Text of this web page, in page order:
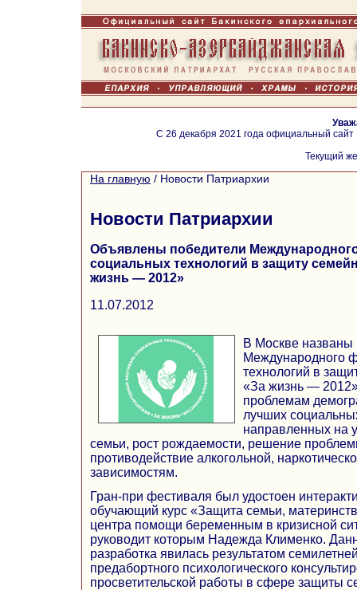
С 26 декабря 2021 года официальный
Текущий
На главную / Новости Патриархии
Новости Патриархии
Объявлены победители
социальных технологий в защиту
жизнь — 2012»
11.07.2012
В Москве названы
Международного
технологий в
«За жизнь —
проблемам
лучших
направленных на
семьи, рост рождаемости, решение
противодействие алкогольной,
зависимостям.
Гран-при фестиваля был удостоен
обучающий курс «Защита семьи,
центра помощи беременным в кризисной
руководит которым Надежда Клименко.
разработка явилась результатом
предабортного психологического
просветительской работы в сфере защиты